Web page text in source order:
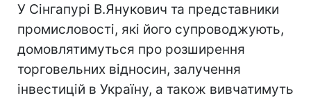
У Сінгапурі В.Янукович та представники
промисловості, які його супроводжують,
домовлятимуться про розширення
торговельних відносин, залучення
інвестицій в Україну, а також вивчатимуть